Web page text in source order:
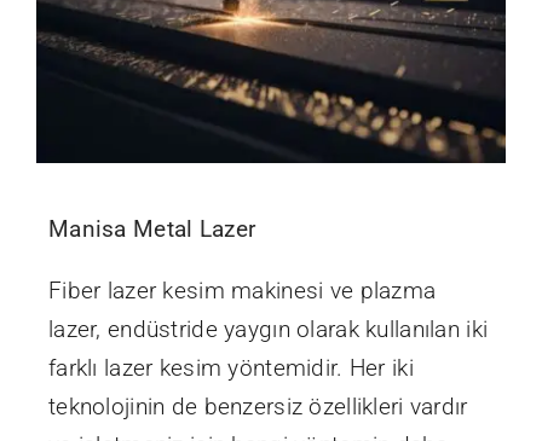
Manisa Metal Lazer
Fiber lazer kesim makinesi ve plazma
lazer, endüstride yaygın olarak kullanılan iki
farklı lazer kesim yöntemidir. Her iki
teknolojinin de benzersiz özellikleri vardır